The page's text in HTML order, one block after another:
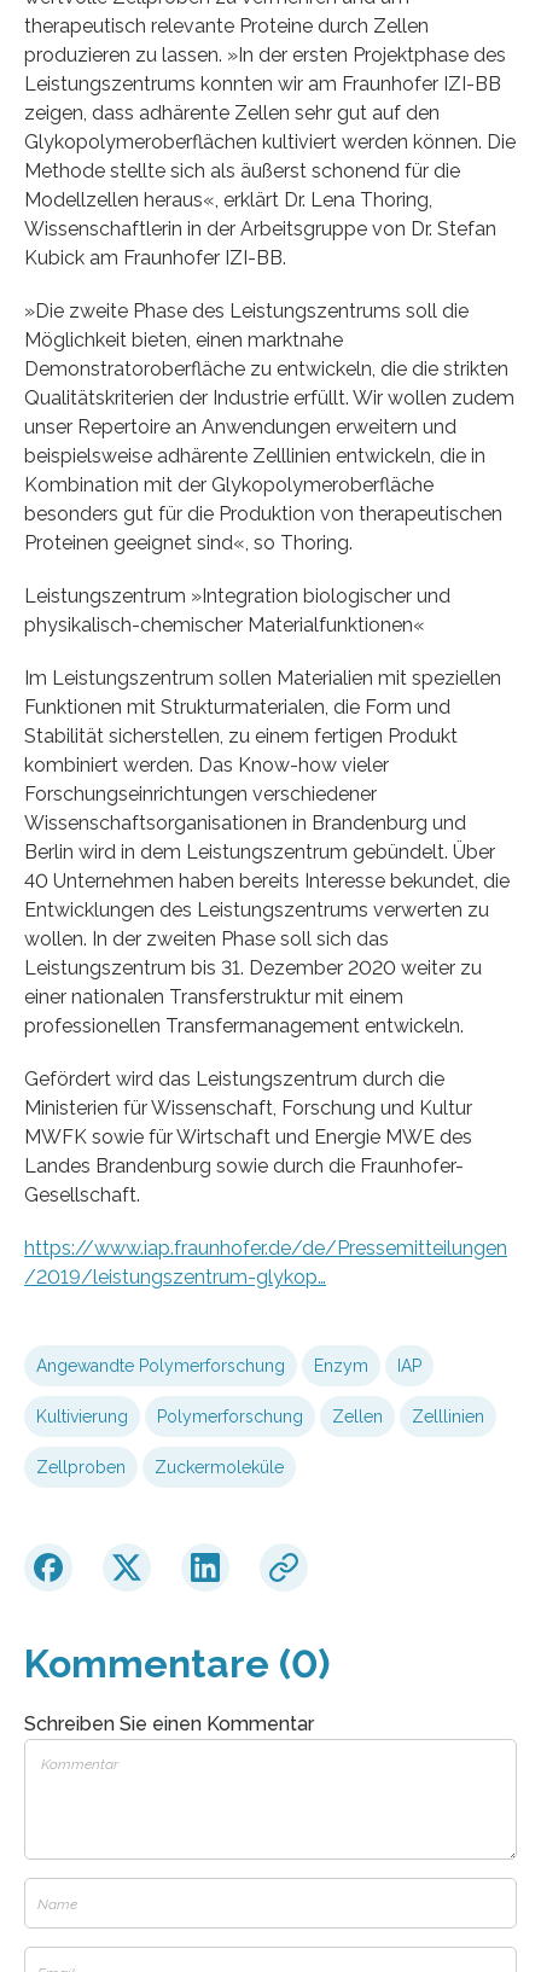
therapeutisch relevante Proteine durch Zellen
produzieren zu lassen. »In der ersten Projektphase des
Leistungszentrums konnten wir am Fraunhofer IZI-BB
zeigen, dass adhärente Zellen sehr gut auf den
Glykopolymeroberflächen kultiviert werden können. Die
Methode stellte sich als äußerst schonend für die
Modellzellen heraus«, erklärt Dr. Lena Thoring,
Wissenschaftlerin in der Arbeitsgruppe von Dr. Stefan
Kubick am Fraunhofer IZI-BB.
»Die zweite Phase des Leistungszentrums soll die
Möglichkeit bieten, einen marktnahe
Demonstratoroberfläche zu entwickeln, die die strikten
Qualitätskriterien der Industrie erfüllt. Wir wollen zudem
unser Repertoire an Anwendungen erweitern und
beispielsweise adhärente Zelllinien entwickeln, die in
Kombination mit der Glykopolymeroberfläche
besonders gut für die Produktion von therapeutischen
Proteinen geeignet sind«, so Thoring.
Leistungszentrum »Integration biologischer und
physikalisch-chemischer Materialfunktionen«
Im Leistungszentrum sollen Materialien mit speziellen
Funktionen mit Strukturmaterialen, die Form und
Stabilität sicherstellen, zu einem fertigen Produkt
kombiniert werden. Das Know-how vieler
Forschungseinrichtungen verschiedener
Wissenschaftsorganisationen in Brandenburg und
Berlin wird in dem Leistungszentrum gebündelt. Über
40 Unternehmen haben bereits Interesse bekundet, die
Entwicklungen des Leistungszentrums verwerten zu
wollen. In der zweiten Phase soll sich das
Leistungszentrum bis 31. Dezember 2020 weiter zu
einer nationalen Transferstruktur mit einem
professionellen Transfermanagement entwickeln.
Gefördert wird das Leistungszentrum durch die
Ministerien für Wissenschaft, Forschung und Kultur
MWFK sowie für Wirtschaft und Energie MWE des
Landes Brandenburg sowie durch die Fraunhofer-
Gesellschaft.
https://www.iap.fraunhofer.de/de/Pressemitteilungen
/2019/leistungszentrum-glykop…
Angewandte Polymerforschung Enzym IAP
Kultivierung Polymerforschung Zellen Zelllinien
Zellproben Zuckermoleküle
Kommentare (0)
Schreiben Sie einen Kommentar